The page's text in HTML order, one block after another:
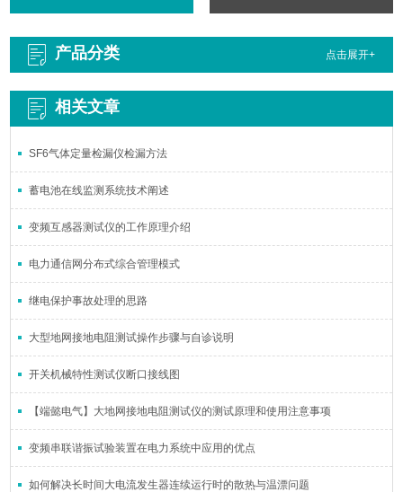
产品分类 点击展开+
相关文章
SF6气体定量检漏仪检漏方法
蓄电池在线监测系统技术阐述
变频互感器测试仪的工作原理介绍
电力通信网分布式综合管理模式
继电保护事故处理的思路
大型地网接地电阻测试操作步骤与自诊说明
开关机械特性测试仪断口接线图
【端懿电气】大地网接地电阻测试仪的测试原理和使用注意事项
变频串联谐振试验装置在电力系统中应用的优点
如何解决长时间大电流发生器连续运行时的散热与温漂问题